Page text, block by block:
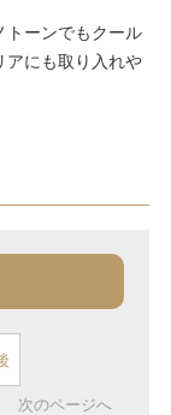
トーンでもクール
アにも取り入れや
次のページへ